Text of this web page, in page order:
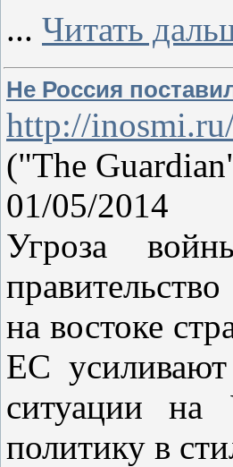
... Читать
Не Россия
http://
("The
01/05/2014
Угроза
на востоке
ЕС
ситуации на
политику в